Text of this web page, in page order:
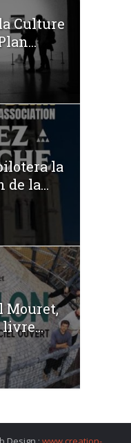
Culture
la
la...
Mouret,
livre...